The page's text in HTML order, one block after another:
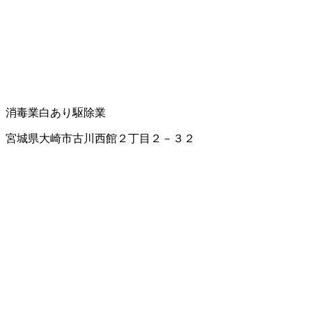
消毒業白あり駆除業
宮城県大崎市古川西館２丁目２－３２